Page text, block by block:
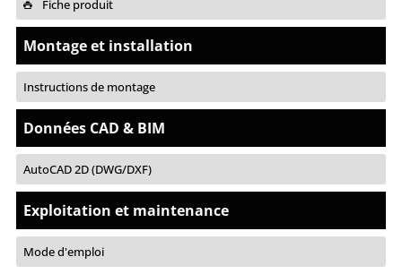
Fiche produit
Montage et installation
Instructions de montage
Données CAD & BIM
AutoCAD 2D (DWG/DXF)
Exploitation et maintenance
Mode d'emploi